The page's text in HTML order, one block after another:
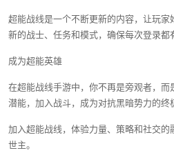
超能战线是一个不断更新的内容，让玩
新的战士、任务和模式，确保每次登录都
成为超能英雄
在超能战线手游中，你不再是旁观者，
潜能，加入战斗，成为对抗黑暗势力的终
加入超能战线，体验力量、策略和社交
世主。